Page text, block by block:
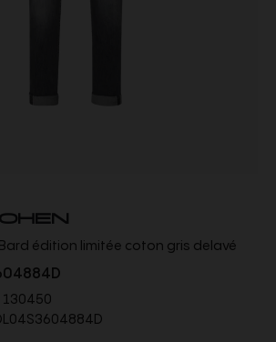
Bard édition limitée coton gris delavé
130450